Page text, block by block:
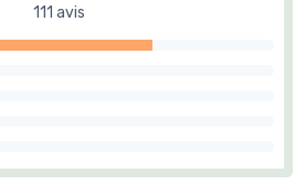
111 avis